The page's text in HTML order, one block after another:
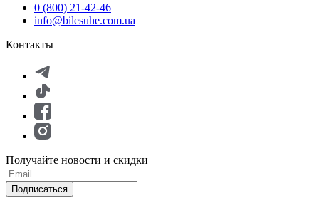
0 (800) 21-42-46
info@bilesuhe.com.ua
Контакты
Получайте новости и скидки
Подписаться